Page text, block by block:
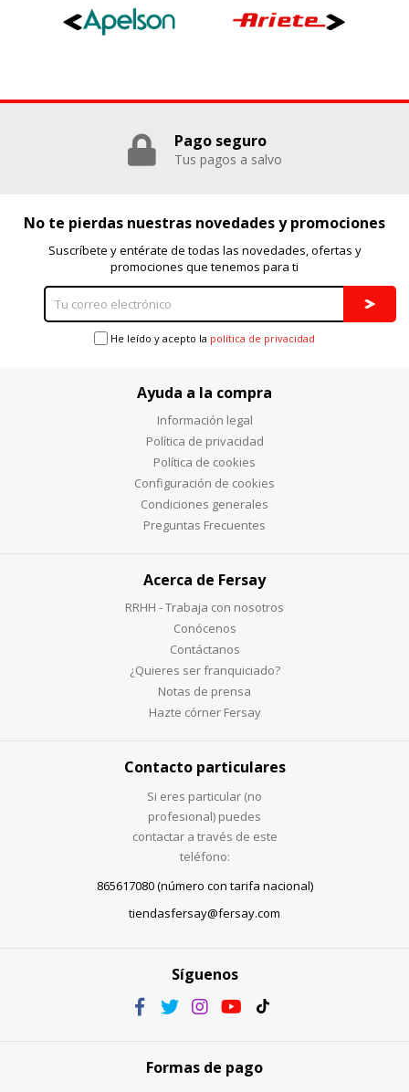
Pago seguro
Tus pagos a salvo
No te pierdas nuestras novedades y promociones
Suscríbete y entérate de todas las novedades, ofertas y
promociones que tenemos para ti
He leído y acepto la política de privacidad
Ayuda a la compra
Información legal
Política de privacidad
Política de cookies
Configuración de cookies
Condiciones generales
Preguntas Frecuentes
Acerca de Fersay
RRHH - Trabaja con nosotros
Conócenos
Contáctanos
¿Quieres ser franquiciado?
Notas de prensa
Hazte córner Fersay
Contacto particulares
Si eres particular (no
profesional) puedes
contactar a través de este
teléfono:
865617080 (número con tarifa nacional)
tiendasfersay@fersay.com
Síguenos
Formas de pago